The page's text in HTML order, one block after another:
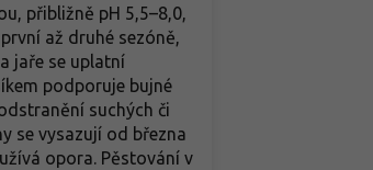
přibližně pH 5,5–8,0,
až druhé sezóně,
jaře se uplatní
podporuje bujné
suchých či
se vysazují od března
opora. Pěstování v